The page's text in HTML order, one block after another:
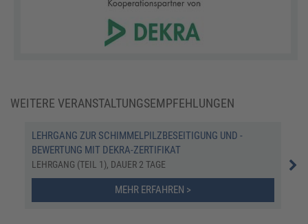
WEITERE VERANSTALTUNGSEMPFEHLUNGEN
LEHRGANG ZUR SCHIMMELPILZBESEITIGUNG UND -
BEWERTUNG MIT DEKRA-ZERTIFIKAT
LEHRGANG (TEIL 1), DAUER 2 TAGE
MEHR ERFAHREN >